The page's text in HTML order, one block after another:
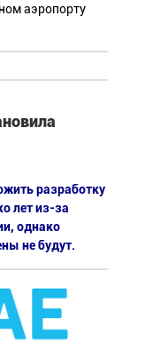
аэропорту
разработку
лет из-за
однако
не будут.